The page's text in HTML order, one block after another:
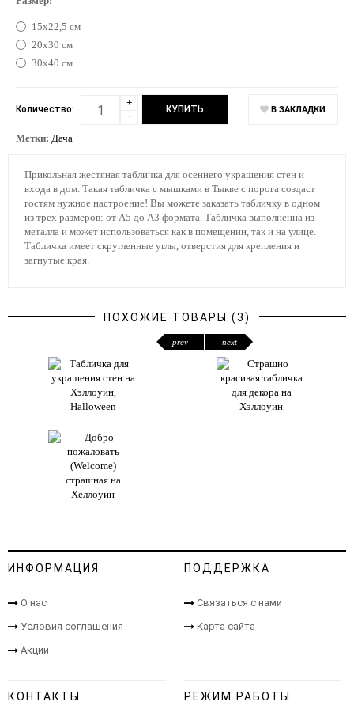
15х22,5 см
20х30 см
30х40 см
Количество:
+
-
В ЗАКЛАДКИ
Метки: Дача
Прикольная жестяная табличка для осеннего украшения стен и
входа в дом. Такая табличка с мышками в Тыкве с порога создаст
гостям нужное настроение! Вы можете заказать табличку в одном
из трех размеров: от А5 до А3 формата. Табличка выполненна из
металла и может использоваться как в помещении, так и на улице.
Табличка имеет скругленные углы, отверстия для крепления и
загнутые края.
ПОХОЖИЕ ТОВАРЫ (3)
prev next
ИНФОРМАЦИЯ
О нас
Условия соглашения
Акции
ПОДДЕРЖКА
Связаться с нами
Карта сайта
КОНТАКТЫ РЕЖИМ РАБОТЫ